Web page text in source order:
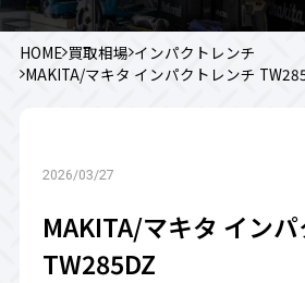
HOME 買取相場 インパクトレンチ
MAKITA/マキタ インパクトレンチ
2026/03/27
MAKITA/マキタ イン
TW285DZ